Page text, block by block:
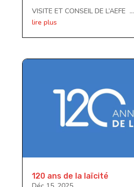
VISITE ET CONSEIL DE L’AEFE ...
lire plus
120 ans de la laïcité